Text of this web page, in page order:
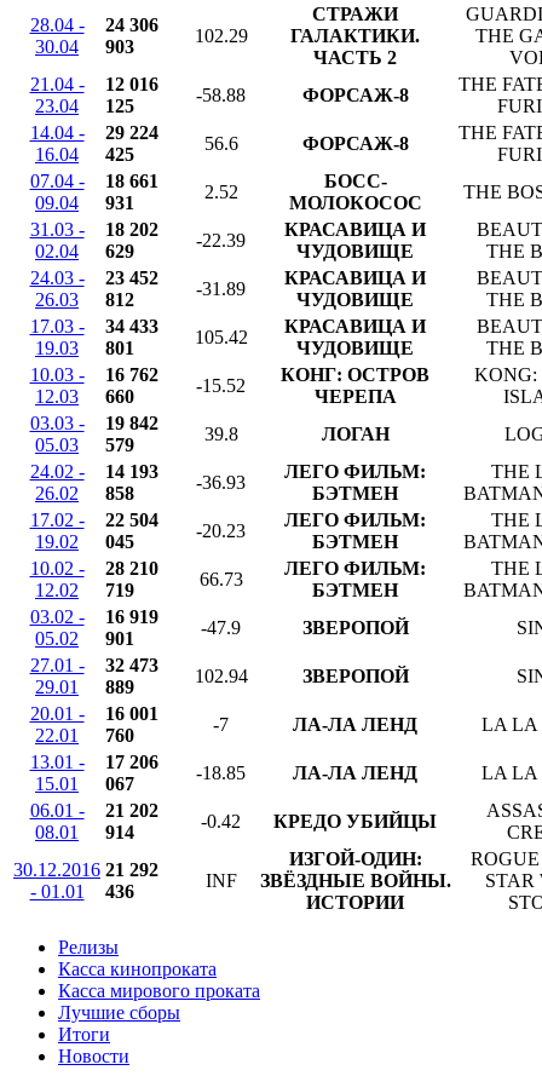
28.04 -
30.04
24 306
903
102.29
СТРАЖИ
ГАЛАКТИКИ.
ЧАСТЬ 2
THE
21.04 -
23.04
12 016
125
-58.88 ФОРСАЖ-8
THE
14.04 -
16.04
29 224
425
56.6 ФОРСАЖ-8
THE
07.04 -
09.04
18 661
931
2.52
БОСС-
МОЛОКОСОС
THE
31.03 -
02.04
18 202
629
-22.39
КРАСАВИЦА И
ЧУДОВИЩЕ
THE
24.03 -
26.03
23 452
812
-31.89
КРАСАВИЦА И
ЧУДОВИЩЕ
THE
17.03 -
19.03
34 433
801
105.42
КРАСАВИЦА И
ЧУДОВИЩЕ
THE
10.03 -
12.03
16 762
660
-15.52
КОНГ: ОСТРОВ
ЧЕРЕПА
03.03 -
05.03
19 842
579
39.8 ЛОГАН
24.02 -
26.02
14 193
858
-36.93
ЛЕГО ФИЛЬМ:
БЭТМЕН
THE
17.02 -
19.02
22 504
045
-20.23
ЛЕГО ФИЛЬМ:
БЭТМЕН
THE
10.02 -
12.02
28 210
719
66.73
ЛЕГО ФИЛЬМ:
БЭТМЕН
THE
03.02 -
05.02
16 919
901
-47.9 ЗВЕРОПОЙ
27.01 -
29.01
32 473
889
102.94 ЗВЕРОПОЙ
20.01 -
22.01
16 001
760
-7 ЛА-ЛА ЛЕНД
LA LA
13.01 -
15.01
17 206
067
-18.85 ЛА-ЛА ЛЕНД
LA LA
06.01 -
08.01
21 202
914
-0.42 КРЕДО УБИЙЦЫ
30.12.2016
- 01.01
21 292
436
INF
ИЗГОЙ-ОДИН:
ЗВЁЗДНЫЕ ВОЙНЫ.
ИСТОРИИ
STAR
Релизы
Касса кинопроката
Касса мирового проката
Лучшие сборы
Итоги
Новости